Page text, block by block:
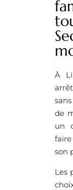
À
de
un
son
Les